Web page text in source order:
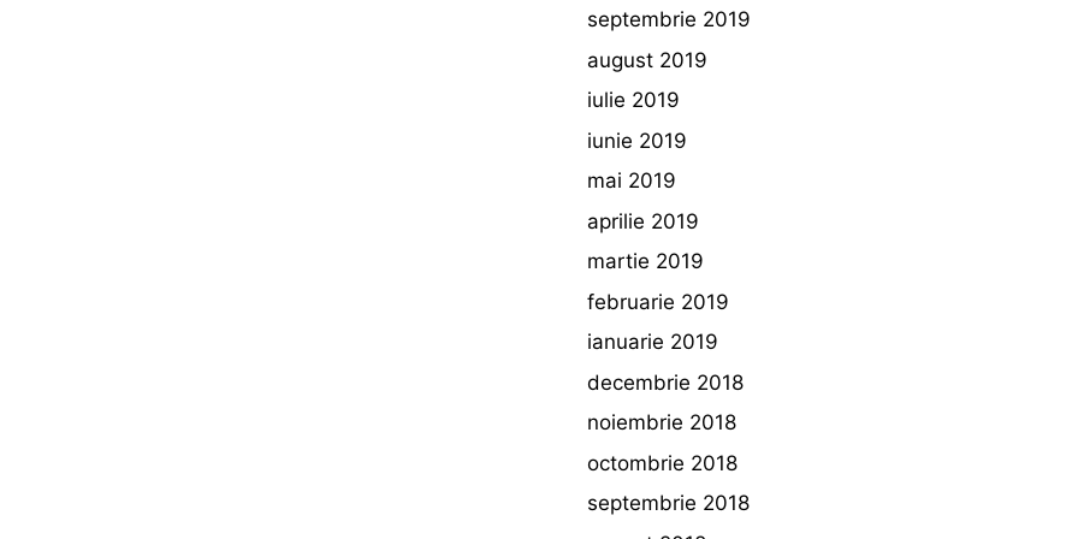
septembrie 2019
august 2019
iulie 2019
iunie 2019
mai 2019
aprilie 2019
martie 2019
februarie 2019
ianuarie 2019
decembrie 2018
noiembrie 2018
octombrie 2018
septembrie 2018